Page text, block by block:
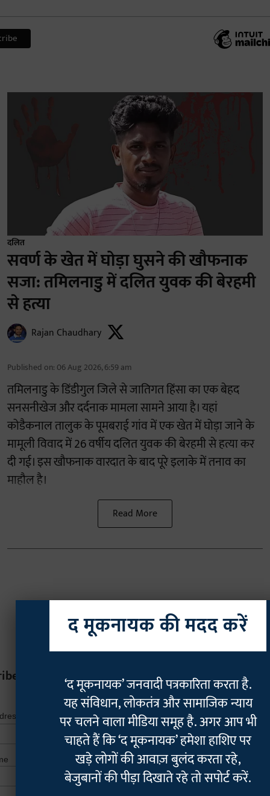
दलित
सवर्ण के खेत में घोड़ा घुसने की खौफनाक
सजा: तमिलनाडु में दलित युवक की बेरहमी
से हत्या
Rajan Chaudhary
Published on: 06 Aug 2026, 6:59 am
तमिलनाडु के डिंडीगुल जिले से जातिगत हिंसा का एक बेहद
सनसनीखेज और दर्दनाक मामला सामने आया है। यहां
कोडैकनाल तालुक के पूमबराई गांव में एक खेत में घोड़ा जाने के
मामूली विवाद में 26 वर्षीय दलित युवक की बेरहमी से हत्या कर
दी गई। इस खौफनाक वारदात के बाद पूरे इलाके में तनाव का
माहौल है।
Read More
*indicates
द मूकनायक की मदद करें
‘द मूकनायक’ जनवादी पत्रकारिता करता है.
यह संविधान, लोकतंत्र और सामाजिक न्याय
पर चलने वाला मीडिया समूह है. अगर आप भी
चाहते हैं कि ‘द मूकनायक’ हमेशा हाशिए पर
खड़े लोगों की आवाज़ बुलंद करता रहे,
बेजुबानों की पीड़ा दिखाते रहे तो सपोर्ट करें.